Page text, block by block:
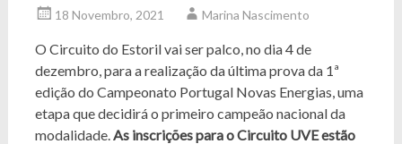
18 Novembro, 2021 Marina Nascimento
O Circuito do Estoril vai ser palco, no dia 4 de
dezembro, para a realização da última prova da 1ª
edição do Campeonato Portugal Novas Energias, uma
etapa que decidirá o primeiro campeão nacional da
modalidade.As inscrições para o Circuito UVE estão